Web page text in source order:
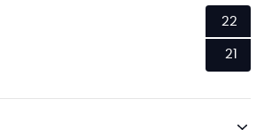
22
21